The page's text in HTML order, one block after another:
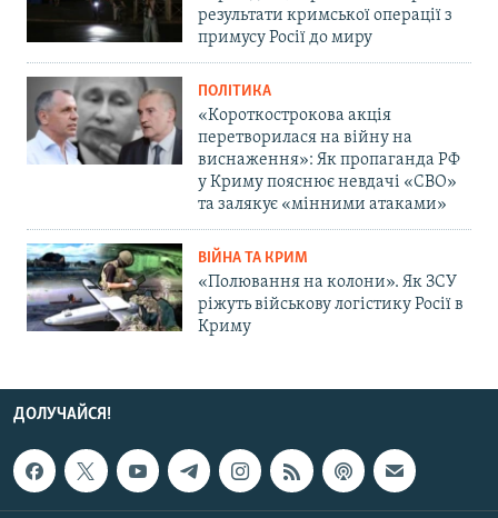
результати кримської операції з
примусу Росії до миру
ПОЛІТИКА
«Короткострокова акція
перетворилася на війну на
виснаження»: Як пропаганда РФ
у Криму пояснює невдачі «СВО»
та залякує «мінними атаками»
ВІЙНА ТА КРИМ
«Полювання на колони». Як ЗСУ
ріжуть військову логістику Росії в
Криму
ДОЛУЧАЙСЯ!